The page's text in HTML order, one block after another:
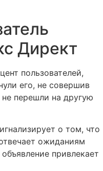
Директ
пользователей,
его, не совершив
перешли на другую
о том, что
ожиданиям
привлекает